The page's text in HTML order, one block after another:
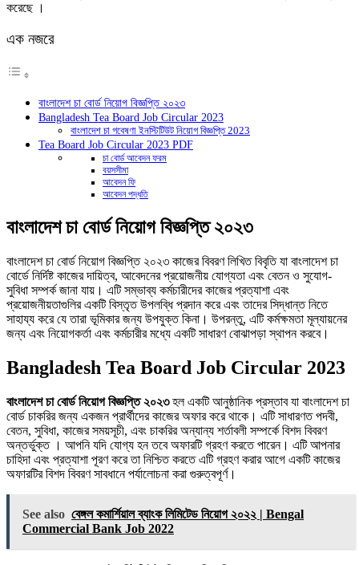
করেছে ।
এক নজরে
বাংলাদেশ চা বোর্ড নিয়োগ বিজ্ঞপ্তি ২০২৩
Bangladesh Tea Board Job Circular 2023
বাংলাদেশ চা গবেষণা ইনস্টিটিউট নিয়োগ বিজ্ঞপ্তি 2023
Tea Board Job Circular 2023 PDF
চা বোর্ড আবেদন ফরম
বয়সসীমা
আবেদন ফি
আবেদন পদ্ধতি
বাংলাদেশ চা বোর্ড নিয়োগ বিজ্ঞপ্তি ২০২৩
বাংলাদেশ চা বোর্ড নিয়োগ বিজ্ঞপ্তি ২০২৩ কাজের বিবরণ লিখিত বিবৃতি যা বাংলাদেশ চা
বোর্ডে নির্দিষ্ট কাজের দায়িত্ব, আবেদনের প্রয়োজনীয় যোগ্যতা এবং বেতন ও সুযোগ-
সুবিধা সম্পর্ক জানা যায়। এটি সম্ভাব্য কর্মচারীদের কাজের প্রত্যাশা এবং
প্রয়োজনীয়তাগুলির একটি বিস্তৃত উপলব্ধি প্রদান করে এবং তাদের সিদ্ধান্ত নিতে
সাহায্য করে যে তারা ভূমিকার জন্য উপযুক্ত কিনা। উপরন্তু, এটি কর্মক্ষমতা মূল্যায়নের
জন্য এবং নিয়োগকর্তা এবং কর্মচারীর মধ্যে একটি সাধারণ বোঝাপড়া স্থাপন করবে।
Bangladesh Tea Board Job Circular 2023
বাংলাদেশ চা বোর্ড নিয়োগ বিজ্ঞপ্তি ২০২৩হল একটি আনুষ্ঠানিক প্রস্তাব যা বাংলাদেশ চা
বোর্ড চাকরির জন্য একজন প্রার্থীদের কাজের অফার করে থাকে। এটি সাধারণত পদবী,
বেতন, সুবিধা, কাজের সময়সূচী, এবং চাকরির অন্যান্য শর্তাবলী সম্পর্কে বিশদ বিবরণ
অন্তর্ভুক্ত । আপনি যদি যোগ্য হন তবে অফারটি গ্রহণ করতে পারেন। এটি আপনার
চাহিদা এবং প্রত্যাশা পূরণ করে তা নিশ্চিত করতে এটি গ্রহণ করার আগে একটি কাজের
অফারটির বিশদ বিবরণ সাবধানে পর্যালোচনা করা গুরুত্বপূর্ণ।
See also বেঙ্গল কমার্শিয়াল ব্যাংক লিমিটেড নিয়োগ ২০২২ | Bengal
Commercial Bank Job 2022